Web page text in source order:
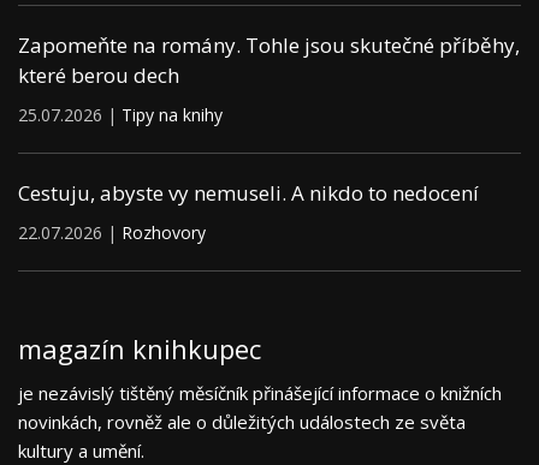
Zapomeňte na romány. Tohle jsou skutečné příběhy,
které berou dech
25.07.2026 | Tipy na knihy
Cestuju, abyste vy nemuseli. A nikdo to nedocení
22.07.2026 | Rozhovory
magazín knihkupec
je nezávislý tištěný měsíčník přinášející informace o knižních
novinkách, rovněž ale o důležitých událostech ze světa
kultury a umění.